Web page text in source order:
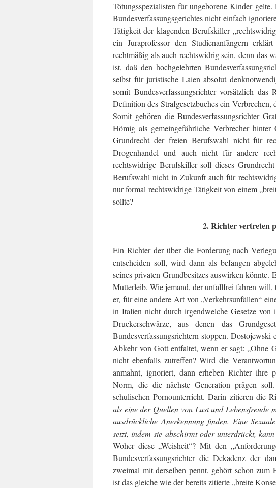
Tötungsspezialisten für ungeborene Kinder
Bundesverfassungs­gerichtes nicht einfach
Tätigkeit der kla­genden Berufskiller
ein Juraprofessor den Studienanfän­gern
rechtmäßig als auch rechtswid­rig sein, denn das
ist, daß den hochgelehrten
selbst für juristische Laien ab­solut
somit Bundesverfas­sungsrichter vorsätzlich
Definition des Strafgesetzbuches ein
Somit gehören die Bundesverfassungsrichter
Hömig als gemeingefährliche Verbrecher
Grundrecht der freien Berufswahl nicht für
Drogenhandel und auch nicht für andere
rechtswidrige Berufskiller soll dieses
Berufswahl nicht in Zukunft auch für
nur formal rechtswidrige Tätigkeit von einem
sollte?
2. Richter vertreten
Ein Richter der über die Forderung nach
entscheiden soll, wird dann als befangen
seines privaten Grundbesitzes auswirken
Mutterleib. Wie jemand, der unfallfrei fahren will,
er, für eine andere Art von „Verkehrsunfäl­len“
in Italien nicht durch irgendwelche Gesetze von
Druckerschwärze, aus denen das
Bundesverfassungsrichtern stop­pen.
Abkehr von Gott entfal­tet, wenn er sagt: „Ohne
nicht ebenfalls zutreffen? Wird die
anmahnt, ignoriert, dann erheben Richter ihre
Norm, die die nächste Generation prägen
schulischen Pornounterricht. Darin zitieren die
als eine der Quellen von Lust und Le­bensfreude
ausdrückliche Anerkennung finden. Eine
setzt, indem sie abschirmt oder unter­drückt,
Woher diese „Weisheit“? Mit den
Bundesverfassungsrichter die Dekadenz der
zweimal mit derselben pennt, gehört schon zum
ist das gleiche wie der bereits zitierte „breite